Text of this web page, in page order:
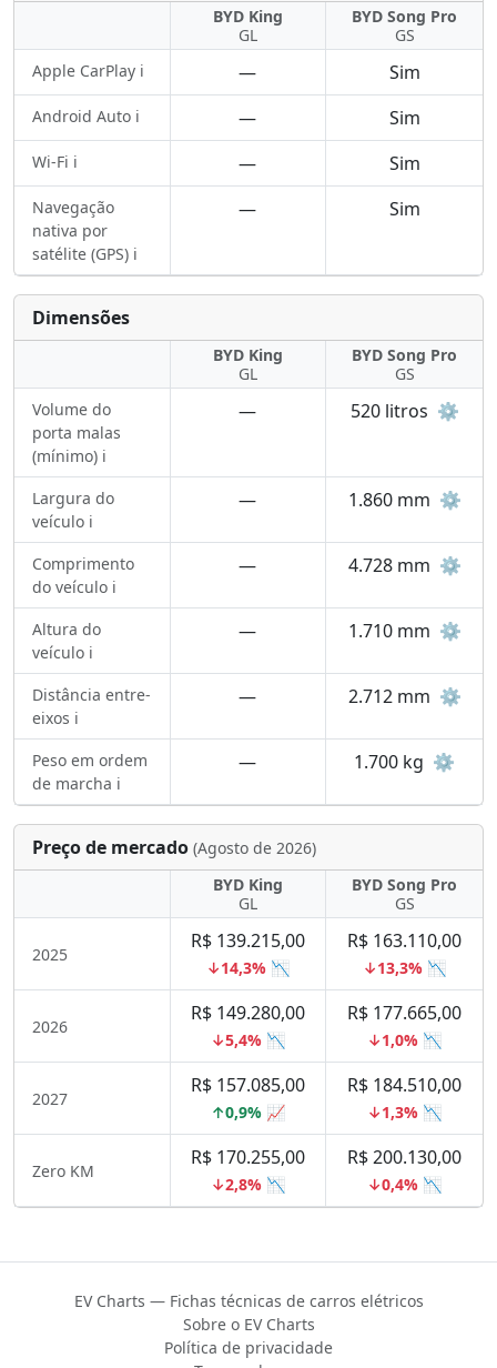
BYD King
GL
BYD Song Pro
GS
Apple CarPlay ℹ️
— Sim
Android Auto ℹ️ — Sim
Wi-Fi ℹ️ — Sim
Navegação
nativa por
satélite (GPS) ℹ️
— Sim
Dimensões
BYD King
GL
BYD Song Pro
GS
Volume do
porta malas
(mínimo) ℹ️
— 520 litros ⚙️
Largura do
veículo ℹ️
— 1.860 mm ⚙️
Comprimento
do veículo ℹ️
— 4.728 mm ⚙️
Altura do
veículo ℹ️
— 1.710 mm ⚙️
Distância entre-
eixos ℹ️
— 2.712 mm ⚙️
Peso em ordem
de marcha ℹ️
— 1.700 kg ⚙️
Preço de mercado (Agosto de 2026)
BYD King
GL
BYD Song Pro
GS
2025
R$ 139.215,00
↓14,3% 📉
R$ 163.110,00
↓13,3% 📉
2026
R$ 149.280,00
↓5,4% 📉
R$ 177.665,00
↓1,0% 📉
2027
R$ 157.085,00
↑0,9% 📈
R$ 184.510,00
↓1,3% 📉
Zero KM
R$ 170.255,00
↓2,8% 📉
R$ 200.130,00
↓0,4% 📉
EV Charts — Fichas técnicas de carros elétricos
Sobre o EV Charts
Política de privacidade